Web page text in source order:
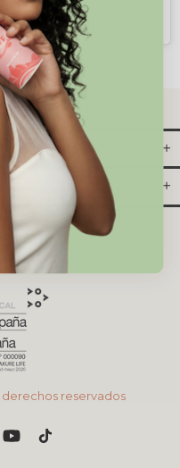
Sakure | Expertas en rizos y
derechos reservados